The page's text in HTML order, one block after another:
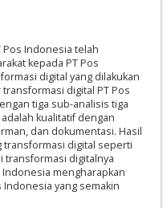
Indonesia telah
kepada PT Pos
digital yang dilakukan
transformasi digital PT Pos
tiga sub-analisis tiga
kualitatif dengan
dan dokumentasi. Hasil
transformasi digital seperti
transformasi digitalnya
mengharapkan
yang semakin